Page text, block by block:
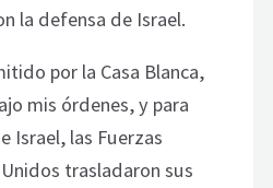
la defensa de Israel.
por la Casa Blanca,
mis órdenes, y para
Israel, las Fuerzas
trasladaron sus